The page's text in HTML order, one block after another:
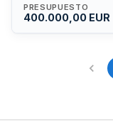
avanzadas y
euros, e incluye
soporte técnico y
PRESUPUESTO
400.000,00 EUR